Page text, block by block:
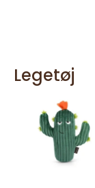
Legetøj